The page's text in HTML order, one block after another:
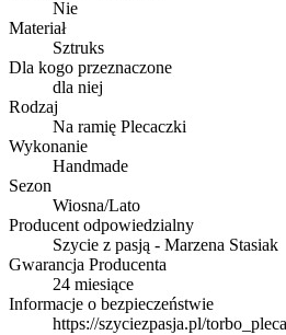
Nie
Materiał
Sztruks
Dla kogo przeznaczone
dla niej
Rodzaj
Na ramię Plecaczki
Wykonanie
Handmade
Sezon
Wiosna/Lato
Producent odpowiedzialny
Szycie z pasją - Marzena Stasiak
Gwarancja Producenta
24 miesiące
Informacje o bezpieczeństwie
https://szyciezpasja.pl/